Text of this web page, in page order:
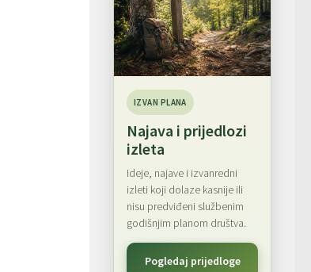
IZVAN PLANA
Najava i prijedlozi
izleta
Ideje, najave i izvanredni
izleti koji dolaze kasnije ili
nisu predviđeni službenim
godišnjim planom društva.
Pogledaj prijedloge